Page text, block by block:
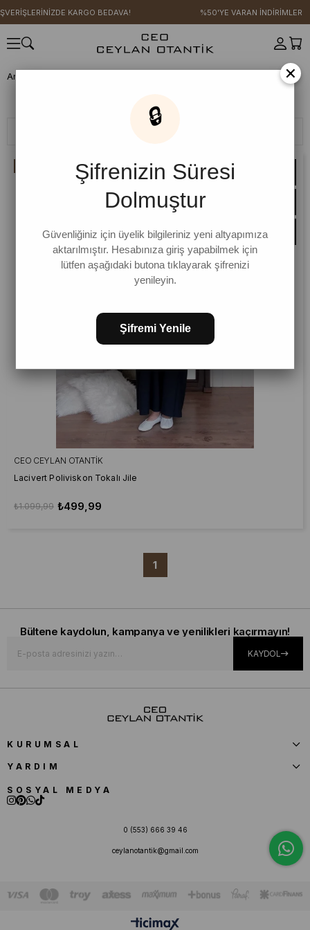
KARGO BEDAVA! %50'YE VARAN İNDİRİMLER
Anasayfa
Jile
CEO CEYLAN OTANTIK
Lacivert Poliviskon Tokalı Jile
₺499,99
₺1.099,99
1
Bültene kaydolun, kampanya ve yenilikleri kaçırmayın!
KAYDOL
KURUMSAL
YARDIM
SOSYAL MEDYA
0 (553) 666 39 46
ceylanotantik@gmail.com
×
🔒
Şifrenizin Süresi
Dolmuştur
Güvenliğiniz için üyelik bilgileriniz yeni altyapımıza
aktarılmıştır. Hesabınıza giriş yapabilmek için
lütfen aşağıdaki butona tıklayarak şifrenizi
yenileyin.
Şifremi Yenile